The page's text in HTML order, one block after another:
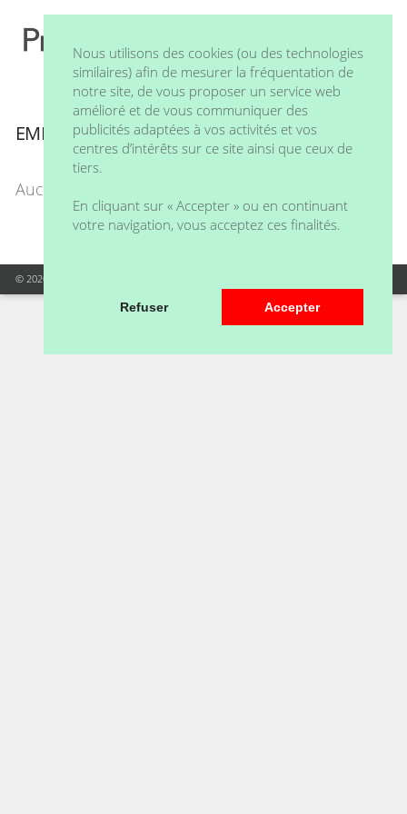
Nous utilisons des cookies (ou des technologies
similaires) afin de mesurer la fréquentation de
notre site, de vous proposer un service web
amélioré et de vous communiquer des
publicités adaptées à vos activités et vos
centres d’intérêts sur ce site ainsi que ceux de
tiers.
En cliquant sur « Accepter » ou en continuant
votre navigation, vous acceptez ces finalités.
Refuser Accepter
EMINENCE
Aucun produit ne correspond à la sélection
© 2020 Praeferentia - Tous droits réservés